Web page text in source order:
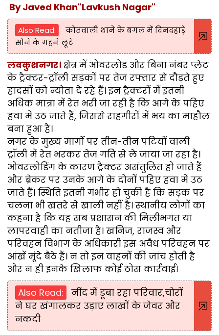
By Javed Khan"Lavkush Nagar"
Also Read:
कोतवाली थाने के बगल में दिनदहाड़े
सोने के गहने लूटे
लवकुशनगर। क्षेत्र में ओवरलोड और बिना नंबर प्लेट
के ट्रैक्टर-ट्रॉली सड़कों पर तेज रफ्तार से दौड़ते हुए
हादसों को न्योता दे रहे हैं। इन ट्रैक्टरों में इतनी
अधिक मात्रा में रेत भरी जा रही है कि आगे के पहिए
हवा में उठ जाते हैं, जिससे राहगीरों में भय का माहौल
बना हुआ है।
नगर के मुख्य मार्गों पर तीन-तीन पटियों वाली
ट्रॉली में रेत भरकर तेज गति से ले जाया जा रहा है।
ओवरलोडिंग के कारण ट्रैक्टर असंतुलित हो जाते हैं
और ब्रेकर पर उनके आगे के दोनों पहिए हवा में उठ
जाते हैं। स्थिति इतनी गंभीर हो चुकी है कि सड़क पर
चलना भी खतरे से खाली नहीं है। स्थानीय लोगों का
कहना है कि यह सब प्रशासन की मिलीभगत या
लापरवाही का नतीजा है। खनिज, राजस्व और
परिवहन विभाग के अधिकारी इस अवैध परिवहन पर
आंखें मूंदे बैठे हैं। न तो इन वाहनों की जांच होती है
और न ही इनके खिलाफ कोई ठोस कार्रवाई।
Also Read:
नींद में डूबा रहा परिवार,चोरों
ने घर खंगालकर उड़ाए लाखों के जेवर और
नकदी